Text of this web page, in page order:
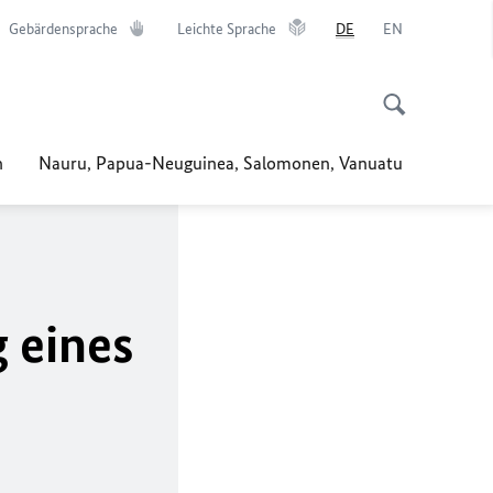
Gebärdensprache Leichte Sprache DE EN
Nauru, Papua-Neuguinea, Salomonen, Vanuatu